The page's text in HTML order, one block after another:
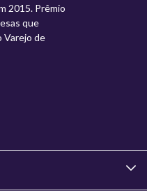
2015. Prêmio
que
Varejo de